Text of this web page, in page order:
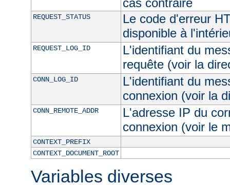
cas contraire
REQUEST_STATUS
Le code d'erreur
disponible à
REQUEST_LOG_ID
L'identifiant du
requête (voir la
CONN_LOG_ID
L'identifiant du
connexion (voir la
CONN_REMOTE_ADDR
L'adresse IP du
connexion (voir le
CONTEXT_PREFIX
CONTEXT_DOCUMENT_ROOT
Variables diverses